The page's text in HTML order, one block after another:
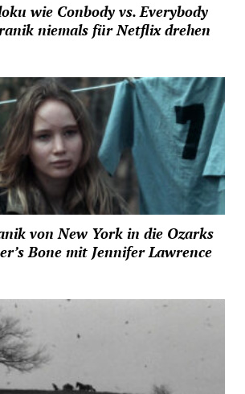
wie Conbody vs. Everybody
niemals für Netflix drehen
von New York in die Ozarks
Bone mit Jennifer Lawrence